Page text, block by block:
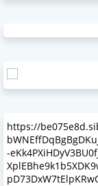
https://
-